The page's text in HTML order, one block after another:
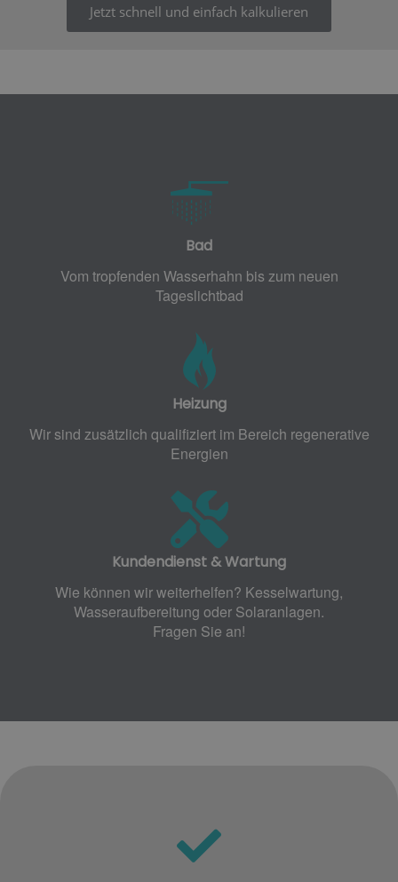
Jetzt schnell und einfach kalkulieren
Bad
Vom tropfenden Wasserhahn bis zum neuen
Tageslichtbad
Heizung
Wir sind zusätzlich qualifiziert im Bereich regenerative
Energien
Kundendienst & Wartung
Wie können wir weiterhelfen? Kesselwartung,
Wasseraufbereitung oder Solaranlagen.
Fragen Sie an!